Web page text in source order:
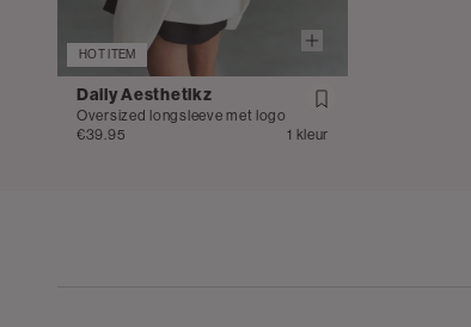
HOT ITEM
Daily Aesthetikz
Oversized longsleeve met logo
€39.95
1 kleur